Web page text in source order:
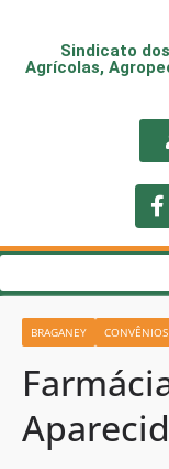
Sindicato
Agrícolas,
BRAGANEY CONVÊNIOS